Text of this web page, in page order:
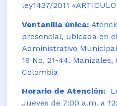
ley1437/2011
Ventanilla única:
presencial, ubicada en
Administrativo
19 No. 21-44. Manizales,
Colombia
Horario de Atención:
Jueves de 7:00 a.m. a